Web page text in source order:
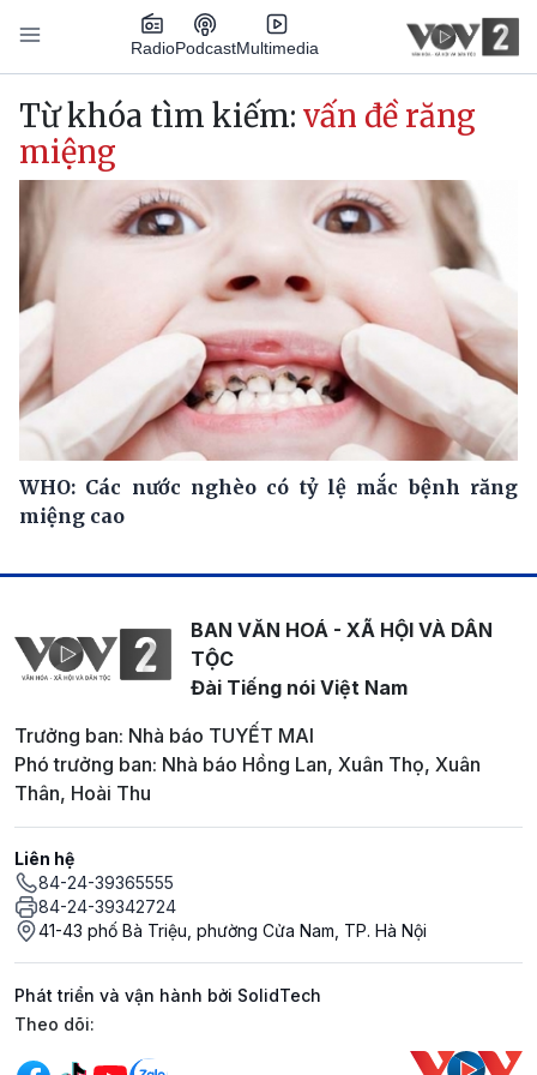
Nhảy đến nội dung
RadioPodcastMultimedia
Main navigation
Từ khóa tìm kiếm: vấn đề răng
miệng
WHO: Các nước nghèo có tỷ lệ mắc bệnh răng
miệng cao
BAN VĂN HOÁ - XÃ HỘI VÀ DÂN
TỘC
Đài Tiếng nói Việt Nam
Trưởng ban: Nhà báo TUYẾT MAI
Phó trưởng ban: Nhà báo Hồng Lan, Xuân Thọ, Xuân
Thân, Hoài Thu
Liên hệ
84-24-39365555
84-24-39342724
41-43 phố Bà Triệu, phường Cửa Nam, TP. Hà Nội
Phát triển và vận hành bởi SolidTech
Mạng xã hội
Theo dõi: